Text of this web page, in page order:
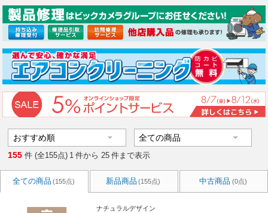
155 件 (全155点) 1 件から 25 件まで表示
全ての商品 (155点) 新品商品 (155点) 中古商品 (0点)
ナチュラルデザイン